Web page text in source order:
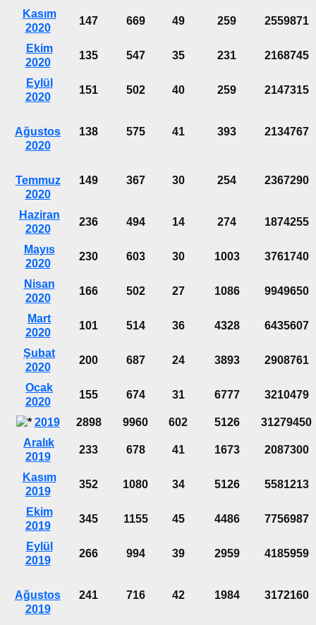
Kasım
2020
147 669 49 259 2559871
Ekim
2020
135 547 35 231 2168745
Eylül
2020
151 502 40 259 2147315
Ağustos
2020
138 575 41 393 2134767
Temmuz
2020
149 367 30 254 2367290
Haziran
2020
236 494 14 274 1874255
Mayıs
2020
230 603 30 1003 3761740
Nisan
2020
166 502 27 1086 9949650
Mart
2020
101 514 36 4328 6435607
Şubat
2020
200 687 24 3893 2908761
Ocak
2020
155 674 31 6777 3210479
2019 2898 9960 602 5126
31279450
Aralık
2019
233 678 41 1673 2087300
Kasım
2019
352 1080 34 5126 5581213
Ekim
2019
345 1155 45 4486 7756987
Eylül
2019
266 994 39 2959 4185959
Ağustos
2019
241 716 42 1984 3172160